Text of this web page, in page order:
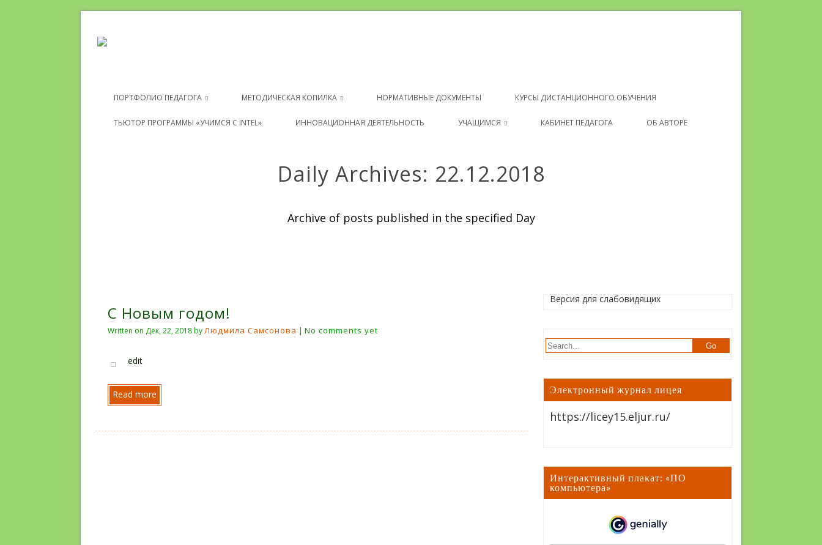
ПОРТФОЛИО ПЕДАГОГА МЕТОДИЧЕСКАЯ КОПИЛКА НОРМАТИВНЫЕ ДОКУМЕНТЫ КУРСЫ ДИСТАНЦИОННОГО ОБУЧЕНИЯ
ТЬЮТОР ПРОГРАММЫ «УЧИМСЯ С INTEL» ИННОВАЦИОННАЯ ДЕЯТЕЛЬНОСТЬ УЧАЩИМСЯ КАБИНЕТ ПЕДАГОГА ОБ АВТОРЕ
Daily Archives: 22.12.2018
Archive of posts published in the specified Day
С Новым годом!
Written on Дек, 22, 2018byЛюдмила Самсонова | No comments yet
edit
Read more
Версия для слабовидящих
Электронный журнал лицея
https://licey15.eljur.ru/
Интерактивный плакат: «ПО
компьютера»